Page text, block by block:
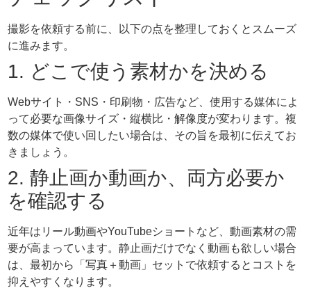
撮影を依頼する前に、以下の点を整理しておくとスムーズ
に進みます。
1. どこで使う素材かを決める
Webサイト・SNS・印刷物・広告など、使用する媒体によ
って必要な画像サイズ・縦横比・解像度が変わります。複
数の媒体で使い回したい場合は、その旨を最初に伝えてお
きましょう。
2. 静止画か動画か、両方必要か
を確認する
近年はリール動画やYouTubeショートなど、動画素材の需
要が高まっています。静止画だけでなく動画も欲しい場合
は、最初から「写真＋動画」セットで依頼するとコストを
抑えやすくなります。